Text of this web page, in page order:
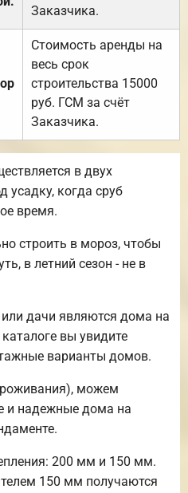
Заказчика.
Стоимость аренды на
весь срок
строительства 15000
руб. ГСМ за счёт
Заказчика.
в двух
усадку, когда сруб
время.
строить в мороз, чтобы
в летний сезон - не в
дачи являются дома на
вы увидите
варианты домов.
можем
и надежные дома на
200 мм и 150 мм.
150 мм получаются